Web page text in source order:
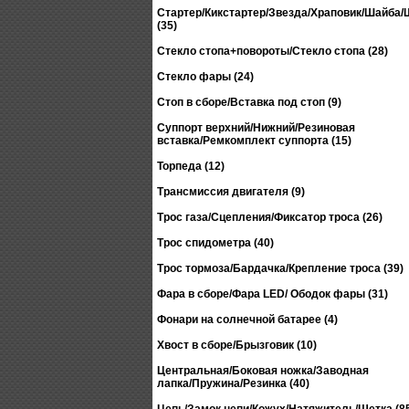
Стартер/Кикстартер/Звезда/Храповик/
(35)
Стекло стопа+повороты/Стекло стопа (28)
Стекло фары (24)
Стоп в сборе/Вставка под стоп (9)
Суппорт верхний/Нижний/Резиновая
вставка/Ремкомплект суппорта (15)
Торпеда (12)
Трансмиссия двигателя (9)
Трос газа/Сцепления/Фиксатор троса (26)
Трос спидометра (40)
Трос тормоза/Бардачка/Крепление троса (39)
Фара в сборе/Фара LED/ Ободок фары (31)
Фонари на солнечной батарее (4)
Хвост в сборе/Брызговик (10)
Центральная/Боковая ножка/Заводная
лапка/Пружина/Резинка (40)